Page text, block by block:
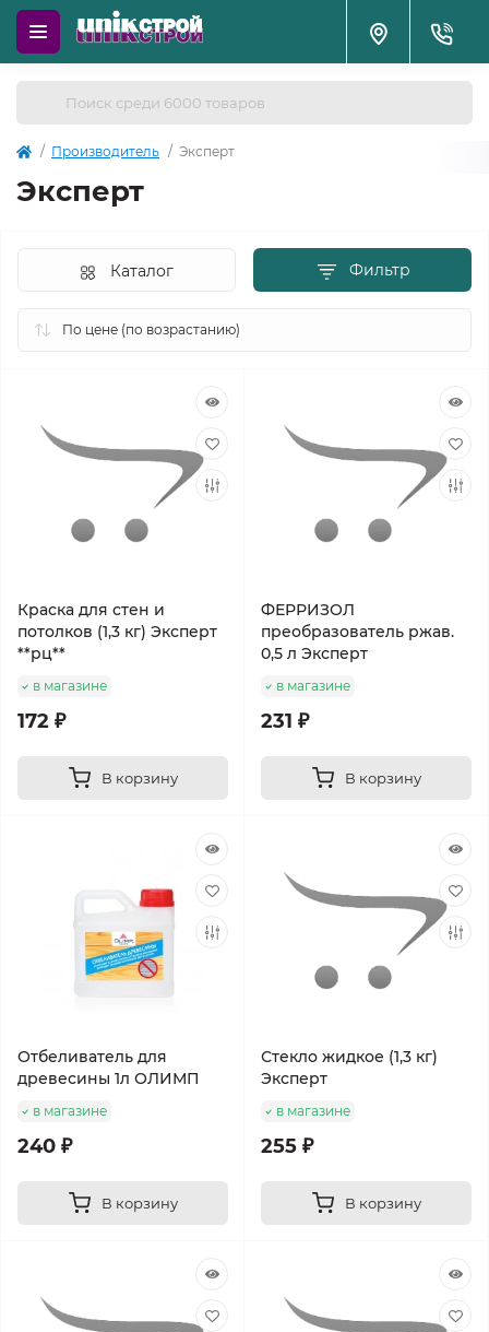
Производитель Эксперт
Эксперт
Фильтр
Каталог
Краска для стен и
потолков (1,3 кг) Эксперт
**рц**
в магазине
172 ₽
В корзину
ФЕРРИЗОЛ
преобразователь ржав.
0,5 л Эксперт
в магазине
231 ₽
В корзину
Отбеливатель для
древесины 1л ОЛИМП
в магазине
240 ₽
В корзину
Стекло жидкое (1,3 кг)
Эксперт
в магазине
255 ₽
В корзину